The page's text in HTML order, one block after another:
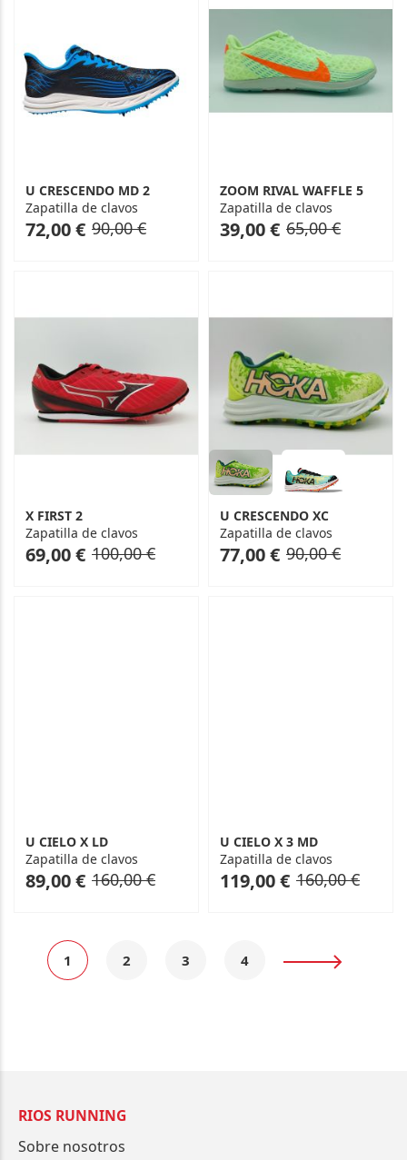
U CRESCENDO MD 2
Zapatilla de clavos
As
low
72,00 € Regular
Price
90,00 €
ZOOM RIVAL WAFFLE 5
Zapatilla de clavos
As
low
39,00 € Regular
Price
65,00 €
X FIRST 2
Zapatilla de clavos
As
low
69,00 € Regular
100,00 €
U CRESCENDO XC
Zapatilla de clavos
As
low
77,00 € Regular
Price
90,00 €
U CIELO X LD
Zapatilla de clavos
As
low
89,00 € Regular
160,00 €
U CIELO X 3 MD
Zapatilla de clavos
As
low
119,00 € Regular
160,00 €
Página
Actualmente
1 Página
2 Página
3 Página
4 Página
Siguiente
RIOS RUNNING
Sobre nosotros